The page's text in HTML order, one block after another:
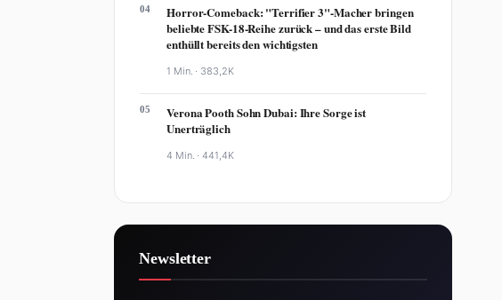
04
Horror-Comeback: "Terrifier 3"-Macher bringen
beliebte FSK-18-Reihe zurück – und das erste Bild
enthüllt bereits den wichtigsten
1 Min. · 383,2K
05
Verona Pooth Sohn Dubai: Ihre Sorge ist
Unerträglich
4 Min. ·441,4K
Newsletter